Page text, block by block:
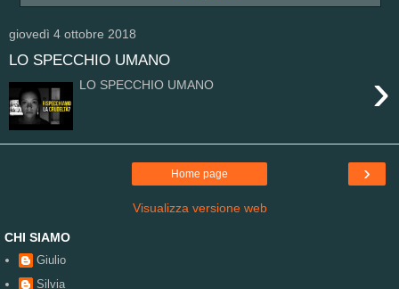
giovedì 4 ottobre 2018
LO SPECCHIO UMANO
›
LO SPECCHIO UMANO
›
Home page
Visualizza versione web
CHI SIAMO
Giulio
Silvia